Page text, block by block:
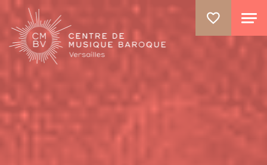
ALLER AU CONTENU PRINCIPAL